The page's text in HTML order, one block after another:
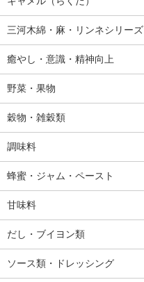
三河木綿・麻・リンネシリーズ
癒やし・意識・精神向上
野菜・果物
穀物・雑穀類
調味料
蜂蜜・ジャム・ペースト
甘味料
だし・ブイヨン類
ソース類・ドレッシング